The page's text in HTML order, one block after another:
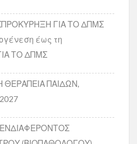
ΓΙΑ ΤΟ ΔΠΜΣ
έως τη
ΤΟ ΔΠΜΣ
ΘΕΡΑΠΕΙΑ ΠΑΙΔΩΝ,